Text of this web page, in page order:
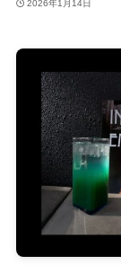
2026年1月14日